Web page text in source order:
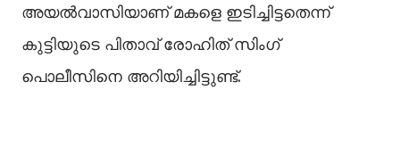
അയല്‍വാസിയാണ് മകളെ ഇടിച്ചിട്ടതെന്ന്
കുട്ടിയുടെ പിതാവ് രോഹിത് സിംഗ്
പൊലീസിനെ അറിയിച്ചിട്ടുണ്ട്.